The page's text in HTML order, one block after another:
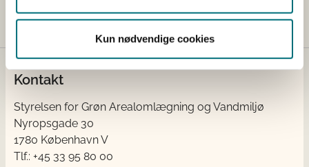
Kun nødvendige cookies
Kontakt
Styrelsen for Grøn Arealomlægning og Vandmiljø
Nyropsgade 30
1780 København V
Tlf.: +45 33 95 80 00